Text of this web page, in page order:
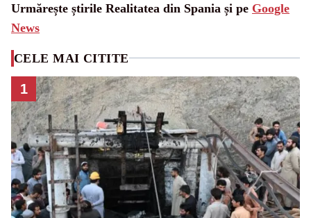
Urmărește știrile Realitatea din Spania și pe Google
News
CELE MAI CITITE
1